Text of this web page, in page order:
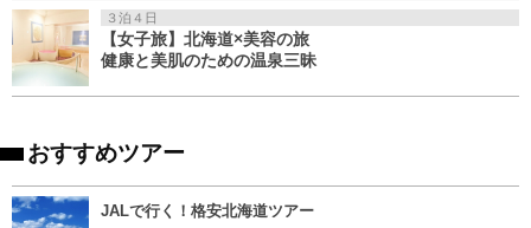
３泊４日
【女子旅】北海道×美容の旅
健康と美肌のための温泉三昧
おすすめツアー
JALで行く！格安北海道ツアー